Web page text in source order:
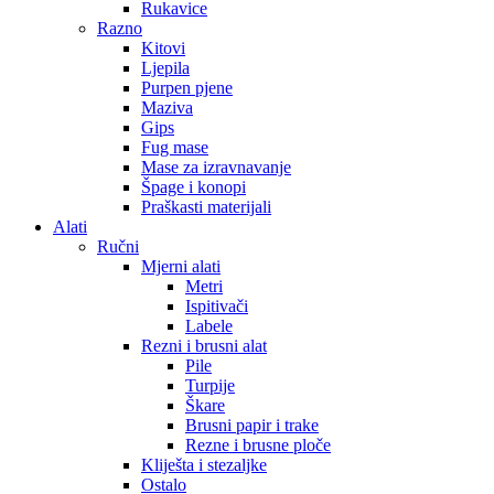
Rukavice
Razno
Kitovi
Ljepila
Purpen pjene
Maziva
Gips
Fug mase
Mase za izravnavanje
Špage i konopi
Praškasti materijali
Alati
Ručni
Mjerni alati
Metri
Ispitivači
Labele
Rezni i brusni alat
Pile
Turpije
Škare
Brusni papir i trake
Rezne i brusne ploče
Kliješta i stezaljke
Ostalo